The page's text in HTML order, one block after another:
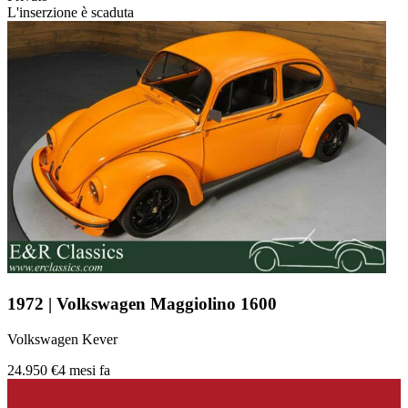
L'inserzione è scaduta
1972 | Volkswagen Maggiolino 1600
Volkswagen Kever
24.950 €4 mesi fa